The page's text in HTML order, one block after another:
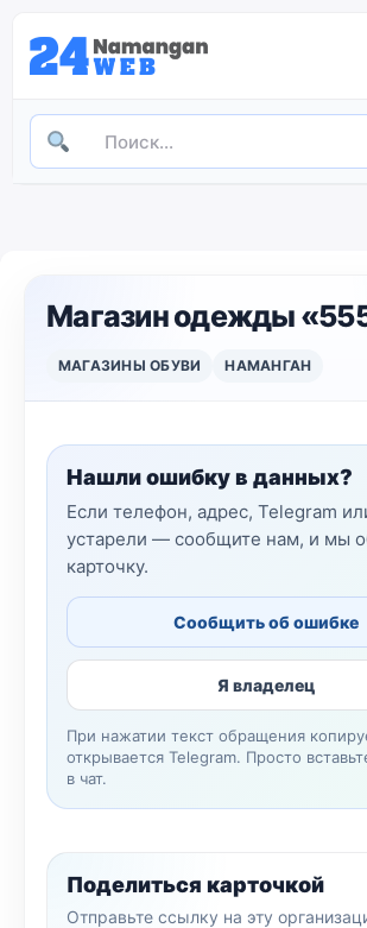
Магазин одежды
МАГАЗИНЫ ОБУВИ НАМАНГАН
Нашли ошибку в данных?
Если телефон, адрес, Telegram
устарели — сообщите нам, и мы
карточку.
Сообщить об ошибке
Я владелец
При нажатии текст обращения
открывается Telegram. Просто
в чат.
Поделиться карточкой
Отправьте ссылку на эту